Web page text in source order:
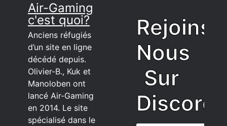
Air-Gaming
c'est quoi?
Anciens réfugiés
d’un site en ligne
décédé depuis.
Olivier-B., Kuk et
Manoloben ont
lancé Air-Gaming
en 2014. Le site
spécialisé dans le
Rejoins
Nous
Sur
Discord